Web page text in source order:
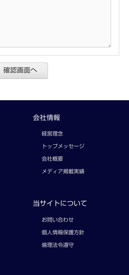
会社情報
経営理念
トップメッセージ
会社概要
メディア掲載実績
当サイトについて
お問い合わせ
個人情報保護方針
倫理法令遵守